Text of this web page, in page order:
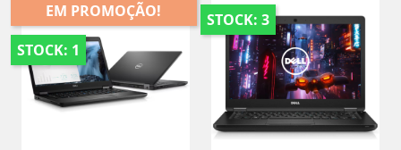
EM PROMOÇÃO!
STOCK: 1
STOCK: 3